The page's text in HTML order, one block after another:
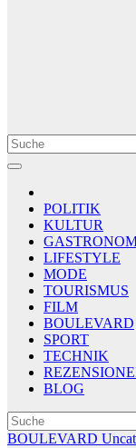
Le Matin
AGENCE DE
POLITIK
KULTUR
LIFESTYLE
MODE
TOURISMUS
FILM
BOULEVARD
SPORT
TECHNIK
BLOG
BOULEVARD